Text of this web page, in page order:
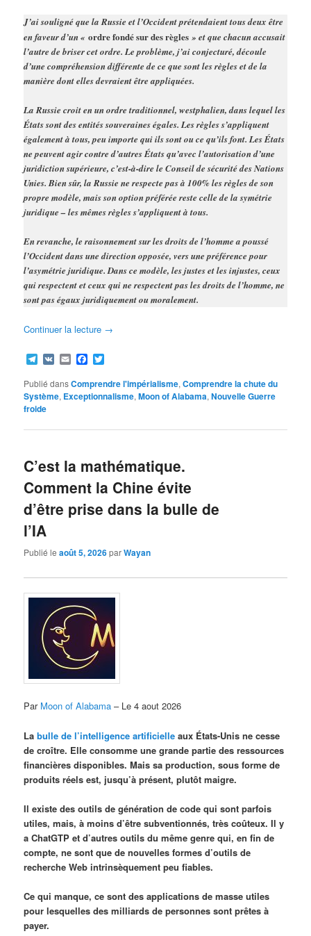
J’ai souligné que la Russie et l’Occident prétendaient tous deux être
en faveur d’un «ordre fondé sur des règles » et que chacun accusait
l’autre de briser cet ordre. Le problème, j’ai conjecturé, découle
d’une compréhension différente de ce que sont les règles et de la
manière dont elles devraient être appliquées.
La Russie croit en un ordre traditionnel, westphalien, dans lequel les
États sont des entités souveraines égales. Les règles s’appliquent
également à tous, peu importe qui ils sont ou ce qu’ils font. Les États
ne peuvent agir contre d’autres États qu’avec l’autorisation d’une
juridiction supérieure, c’est-à-dire le Conseil de sécurité des Nations
Unies. Bien sûr, la Russie ne respecte pas à 100% les règles de son
propre modèle, mais son option préférée reste celle de la symétrie
juridique – les mêmes règles s’appliquent à tous.
En revanche, le raisonnement sur les droits de l’homme a poussé
l’Occident dans une direction opposée, vers une préférence pour
l’asymétrie juridique. Dans ce modèle, les justes et les injustes, ceux
qui respectent et ceux qui ne respectent pas les droits de l’homme, ne
sont pas égaux juridiquement ou moralement.
Continuer la lecture →
Telegram
VK EmailFacebook
Publié dansComprendre l'impérialisme,Comprendre la chute du
Système, Exceptionnalisme,Moon of Alabama,Nouvelle Guerre
froide
C’est la mathématique.
Comment la Chine évite
d’être prise dans la bulle de
l’IA
Publié leaoût 5, 2026parWayan
Par Moon of Alabama – Le 4 aout 2026
Labulle de l’intelligence artificielle aux États-Unis ne cesse
de croître. Elle consomme une grande partie des ressources
financières disponibles. Mais sa production, sous forme de
produits réels est, jusqu’à présent, plutôt maigre.
Il existe des outils de génération de code qui sont parfois
utiles, mais, à moins d’être subventionnés, très coûteux. Il y
a ChatGTP et d’autres outils du même genre qui, en fin de
compte, ne sont que de nouvelles formes d’outils de
recherche Web intrinsèquement peu fiables.
Ce qui manque, ce sont des applications de masse utiles
pour lesquelles des milliards de personnes sont prêtes à
payer.